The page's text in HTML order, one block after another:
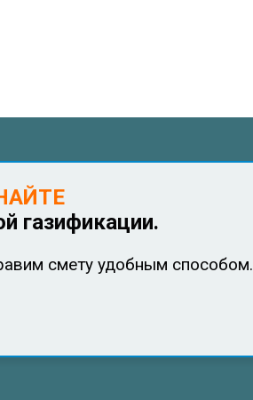
газификации.
смету удобным способом.